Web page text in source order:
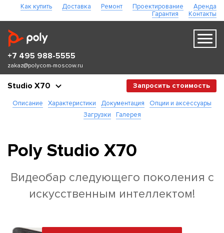
Как купить Доставка Ремонт Проектирование
Аренда
Гарантия
Контакты
+7 495 988-5555
zakaz@polycom-moscow.ru
Studio X70
Описание Характеристики Документация
Опции и аксессуары
Загрузки
Галерея
Запросить стоимость
Poly Studio X70
Видеобар следующего поколения с
искусственным интеллектом!